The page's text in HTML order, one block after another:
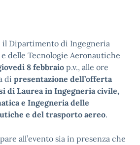
il Dipartimento di Ingegneria
delle Tecnologie Aeronautiche
8 febbraio p.v., alle ore
di presentazione dell’offerta
di Laurea in Ingegneria civile,
e Ingegneria delle
e del trasporto aereo.
all’evento sia in presenza che